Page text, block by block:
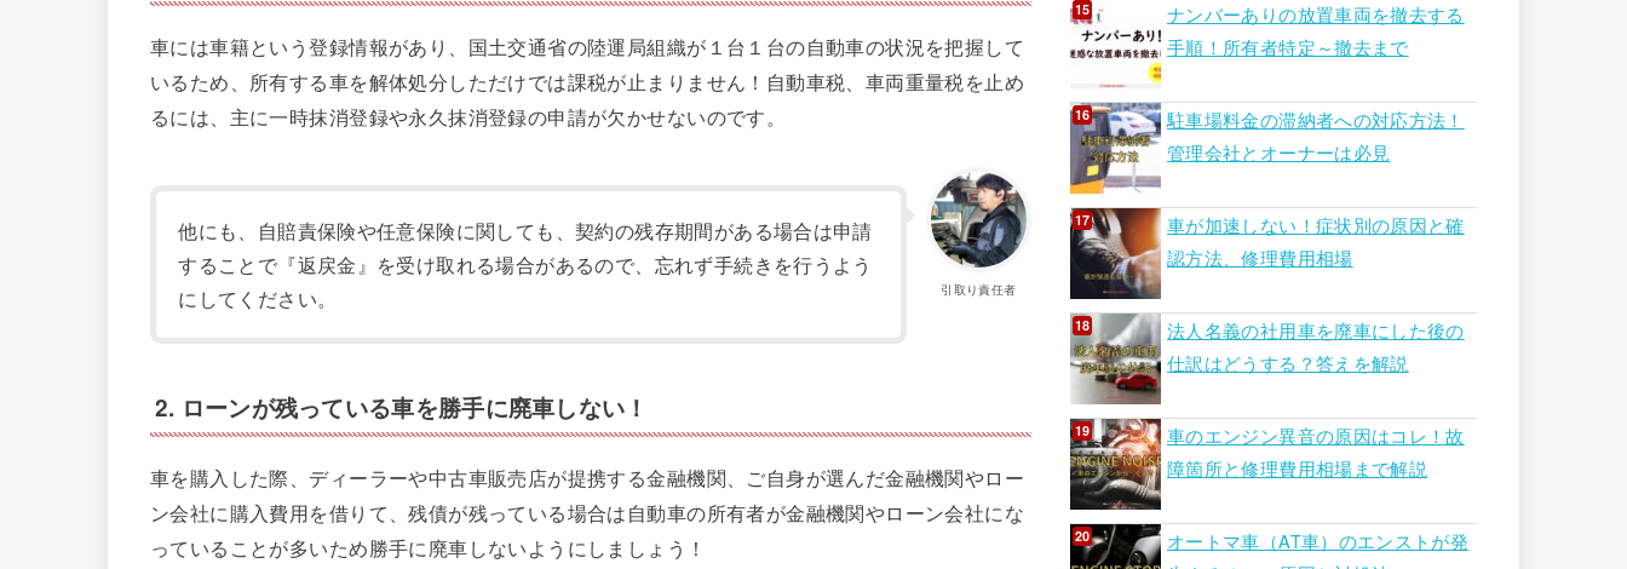
車には車籍という登録情報があり、国土交通省の陸運局組織が１台１台の自動車の状況を把握して
いるため、所有する車を解体処分しただけでは課税が止まりません！自動車税、車両重量税を止め
るには、主に一時抹消登録や永久抹消登録の申請が欠かせないのです。
引取り責任者
他にも、自賠責保険や任意保険に関しても、契約の残存期間がある場合は申請
することで『返戻金』を受け取れる場合があるので、忘れず手続きを行うよう
にしてください。
2. ローンが残っている車を勝手に廃車しない！
車を購入した際、ディーラーや中古車販売店が提携する金融機関、ご自身が選んだ金融機関やロー
ン会社に購入費用を借りて、残債が残っている場合は自動車の所有者が金融機関やローン会社にな
っていることが多いため勝手に廃車しないようにしましょう！
ナンバーありの放置車両を撤去する
手順！所有者特定～撤去まで
駐車場料金の滞納者への対応方法！
管理会社とオーナーは必見
車が加速しない！症状別の原因と確
認方法、修理費用相場
法人名義の社用車を廃車にした後の
仕訳はどうする？答えを解説
車のエンジン異音の原因はコレ！故
障箇所と修理費用相場まで解説
オートマ車（AT車）のエンストが発